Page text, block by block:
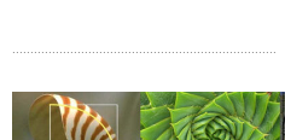
……………………………………………………………….